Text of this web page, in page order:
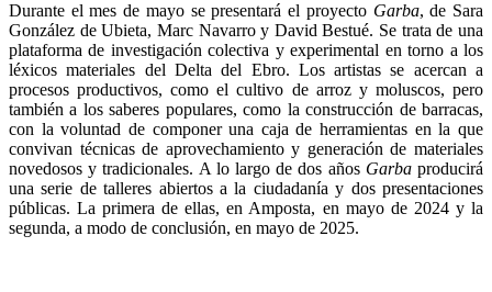
Durante el mes de mayo se presentará el proyecto Garba, de Sara
González de Ubieta, Marc Navarro y David Bestué. Se trata de una
plataforma de investigación colectiva y experimental en torno a los
léxicos materiales del Delta del Ebro. Los artistas se acercan a
procesos productivos, como el cultivo de arroz y moluscos, pero
también a los saberes populares, como la construcción de barracas,
con la voluntad de componer una caja de herramientas en la que
convivan técnicas de aprovechamiento y generación de materiales
novedosos y tradicionales. A lo largo de dos años Garbaproducirá
una serie de talleres abiertos a la ciudadanía y dos presentaciones
públicas. La primera de ellas, en Amposta, en mayo de 2024 y la
segunda, a modo de conclusión, en mayo de 2025.